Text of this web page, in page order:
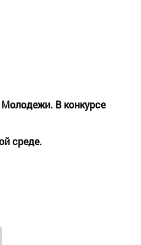
В конкурсе
среде.